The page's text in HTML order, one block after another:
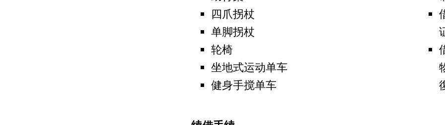
四爪拐杖
单脚拐杖
轮椅
坐地式运动单车
健身手搅单车